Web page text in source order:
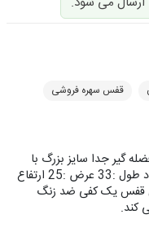
قفس سهره فروشی
گیر جدا سایز بزرگ با
کیفیت بسیار بالا و با دوام. قفس سهر ه با ابعاد طول :33 عرض :25 ارتفاع
قفس یک کفی ضد زنگ
کند.